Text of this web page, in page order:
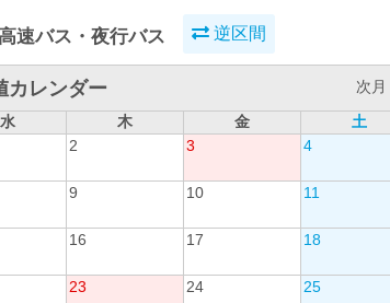
速バス・夜行バス 逆区間
カレンダー
次月
水 木 金
土
2 3 4
9 10 11
16 17 18
23 24 25